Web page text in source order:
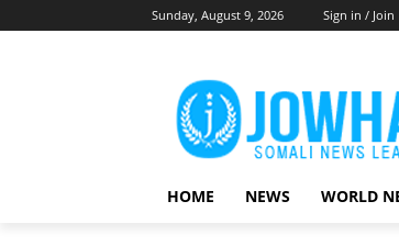
Sunday, August 9, 2026 Sign in / Join
HOME NEWS WORLD